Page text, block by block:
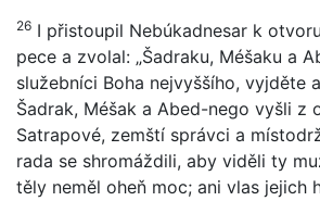
26 I přistoupil Nebúkadnesar k
pece a zvolal: „Šadraku, Méšaku a
služebníci Boha nejvyššího, vyjděte
Šadrak, Méšak a Abed-nego vyšli z
Satrapové, zemští správci a
rada se shromáždili, aby viděli ty
těly neměl oheň moc; ani vlas jejich